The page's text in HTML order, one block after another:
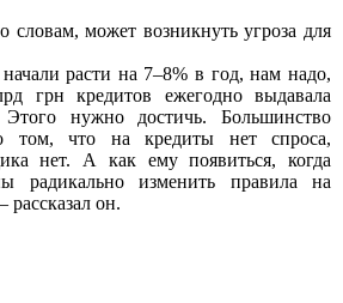
словам, может возникнуть угроза для
расти на 7–8% в год, нам надо,
грн кредитов ежегодно выдавала
Этого нужно достичь. Большинство
том, что на кредиты нет спроса,
нет. А как ему появиться, когда
радикально изменить правила на
он.